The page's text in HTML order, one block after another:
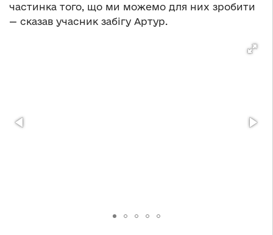
частинка того, що ми можемо для них зробити
— сказав учасник забігу Артур.